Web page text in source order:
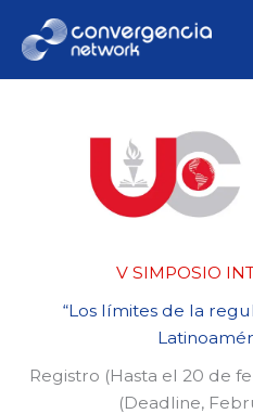
content
V SIMPOSIO
“Los límites de la
Registro (Hasta el 20 de
(Deadline,